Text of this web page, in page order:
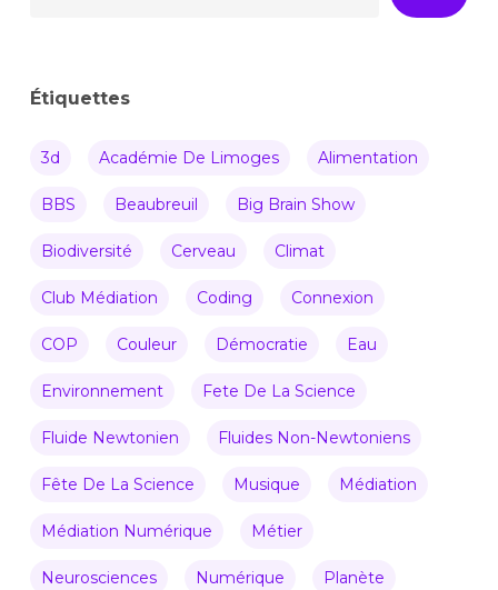
Étiquettes
3d Académie De Limoges Alimentation
BBS Beaubreuil Big Brain Show
Biodiversité Cerveau Climat
Club Médiation Coding Connexion
COP Couleur Démocratie Eau
Environnement Fete De La Science
Fluide Newtonien Fluides Non-Newtoniens
Fête De La Science Musique Médiation
Médiation Numérique Métier
Neurosciences Numérique Planète